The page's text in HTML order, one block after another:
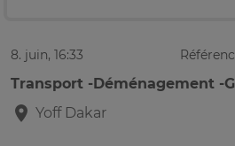
8. juin, 16:33
Transport -Déménagement -
Yoff Dakar